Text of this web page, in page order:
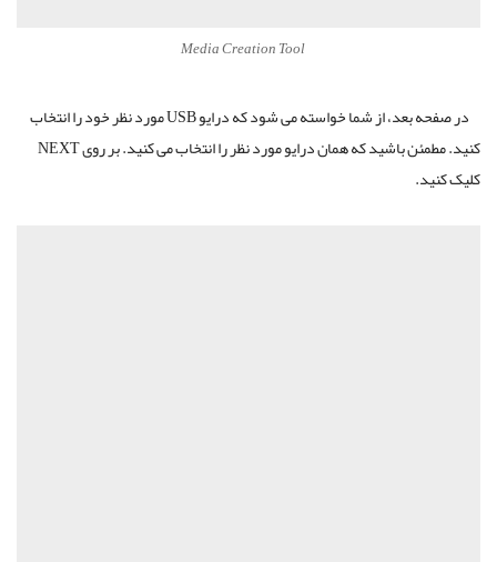
Media Creation Tool
در صفحه بعد، از شما خواسته می شود که درایو USB مورد نظر خود را انتخاب
کنید. مطمئن باشید که همان درایو مورد نظر را انتخاب می کنید. بر روی NEXT
کلیک کنید.